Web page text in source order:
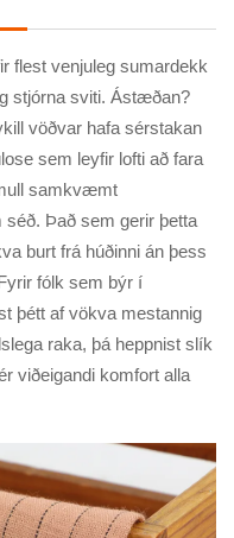
flest venjuleg sumardekk
stjórna sviti. Ástæðan?
vöðvar hafa sérstakan
sem leyfir lofti að fara
samkvæmt
Það sem gerir þetta
burt frá húðinni án þess
fólk sem býr í
þétt af vökva mestannig
raka, þá heppnist slík
viðeigandi komfort alla